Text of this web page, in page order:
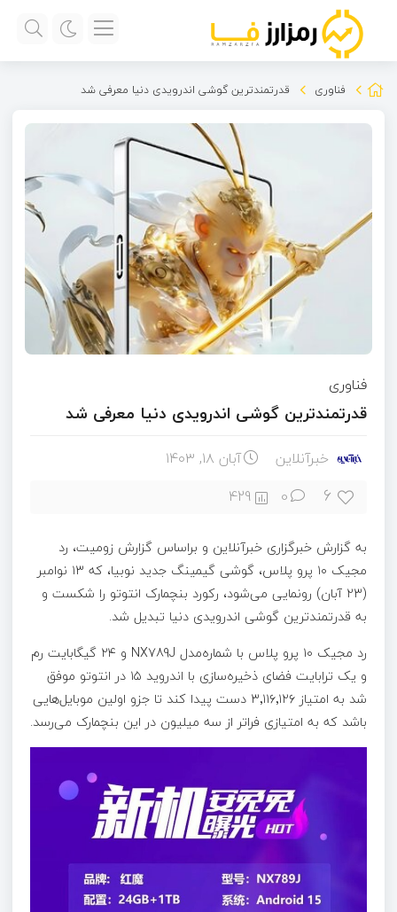
فناوری قدرتمندترین گوشی اندرویدی دنیا معرفی شد
فناوری
قدرتمندترین گوشی اندرویدی دنیا معرفی شد
خبرآنلاین آبان ۱۸, ۱۴۰۳
6
0
429
به گزارش خبرگزاری خبرآنلاین و براساس گزارش زومیت، رد
مجیک ۱۰ پرو پلاس، گوشی‌ گیمینگ جدید نوبیا، که ۱۳ نوامبر
(۲۳ آبان) رونمایی می‌شود، رکورد بنچمارک انتوتو را شکست و
به قدرتمندترین گوشی اندرویدی دنیا تبدیل شد.
رد مجیک ۱۰ پرو پلاس با شماره‌مدل NX789J و ۲۴ گیگابایت رم
و یک ترابایت فضای ذخیره‌سازی با اندروید ۱۵ در انتوتو موفق
شد به امتیاز ۳٬۱۱۶٬۱۲۶ دست پیدا کند تا جزو اولین موبایل‌هایی
باشد که به امتیازی فراتر از سه میلیون در این بنچمارک می‌رسد.